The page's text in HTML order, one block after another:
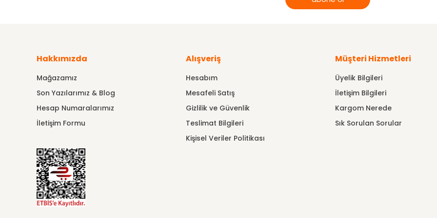
Hakkımızda
Mağazamız
Son Yazılarımız & Blog
Hesap Numaralarımız
İletişim Formu
Alışveriş
Hesabım
Mesafeli Satış
Gizlilik ve Güvenlik
Teslimat Bilgileri
Kişisel Veriler Politikası
Müşteri Hizmetleri
Üyelik Bilgileri
İletişim Bilgileri
Kargom Nerede
Sık Sorulan Sorular